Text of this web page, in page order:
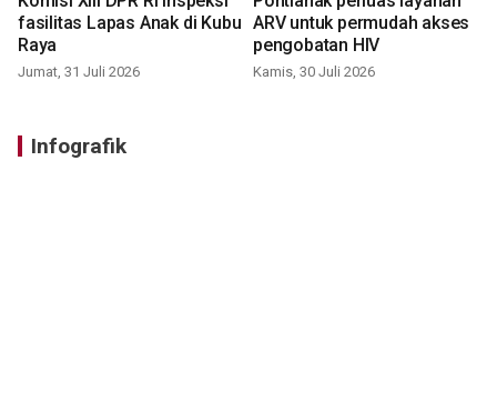
fasilitas Lapas Anak di Kubu
Raya
Jumat, 31 Juli 2026
ARV untuk permudah akses
pengobatan HIV
Kamis, 30 Juli 2026
Infografik